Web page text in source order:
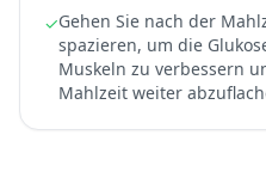
✓Gehen Sie nach der
spazieren, um die
Muskeln zu verbessern
Mahlzeit weiter